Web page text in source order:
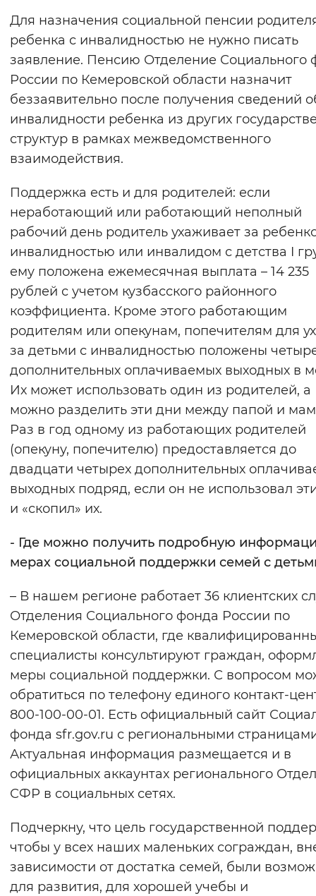
Для назначения социальной пенсии
ребенка с инвалидностью не нужно писать
заявление. Пенсию Отделение Социального
России по Кемеровской области назначит
беззаявительно после получения сведений
инвалидности ребенка из других
структур в рамках межведомственного
взаимодействия.
Поддержка есть и для родителей: если
неработающий или работающий неполный
рабочий день родитель ухаживает за
инвалидностью или инвалидом с детства I
ему положена ежемесячная выплата – 14 235
рублей с учетом кузбасского районного
коэффициента. Кроме этого работающим
родителям или опекунам, попечителям для
за детьми с инвалидностью положены
дополнительных оплачиваемых выходных в
Их может использовать один из родителей, а
можно разделить эти дни между папой и
Раз в год одному из работающих родителей
(опекуну, попечителю) предоставляется до
двадцати четырех дополнительных
выходных подряд, если он не использовал
и «скопил» их.
- Где можно получить подробную
мерах социальной поддержки семей с
– В нашем регионе работает 36 клиентских
Отделения Социального фонда России по
Кемеровской области, где
специалисты консультируют граждан,
меры социальной поддержки. С вопросом
обратиться по телефону единого контакт-
800-100-00-01. Есть официальный сайт
фонда sfr.gov.ru с региональными
Актуальная информация размещается и в
официальных аккаунтах регионального
СФР в социальных сетях.
Подчеркну, что цель государственной
чтобы у всех наших маленьких сограждан,
зависимости от достатка семей, были
для развития, для хорошей учебы и